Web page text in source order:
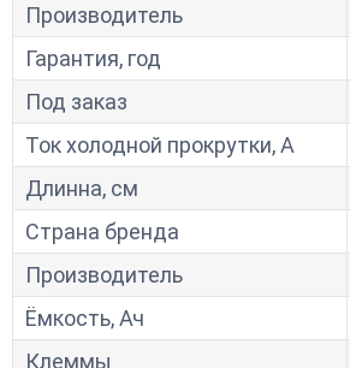
Производитель
Гарантия, год
Под заказ
Ток холодной прокрутки, A
Длинна, см
Страна бренда
Производитель
Ёмкость, Ач
Клеммы